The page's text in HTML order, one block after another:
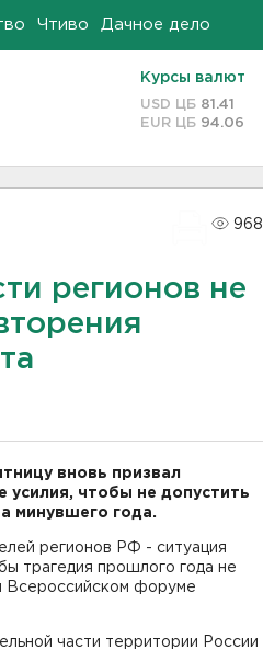
Чтиво Дачное дело
Курсы валют
USD ЦБ 81.41
EUR ЦБ 94.06
968
регионов не
вновь призвал
усилия, чтобы не допустить
минувшего года.
регионов РФ - ситуация
трагедия прошлого года не
Всероссийском форуме
части территории России